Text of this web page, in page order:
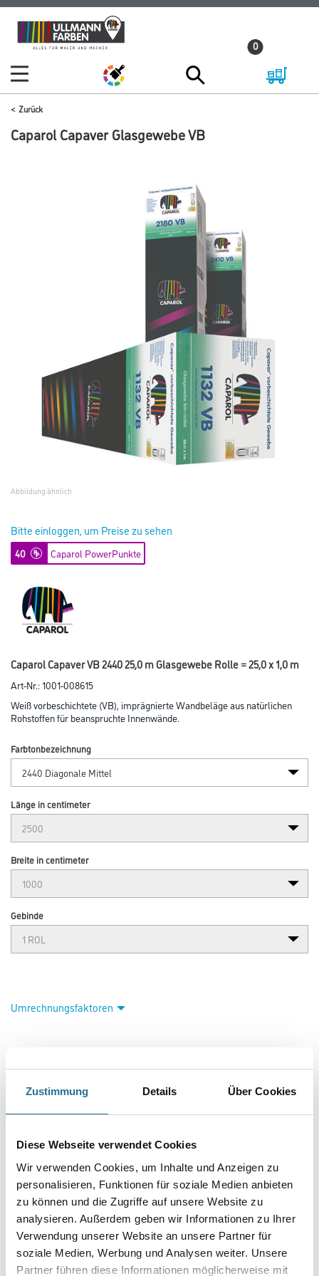
Zustimmung Details Über Cookies
Diese Webseite verwendet Cookies
Wir verwenden Cookies, um Inhalte und Anzeigen zu
personalisieren, Funktionen für soziale Medien anbieten
zu können und die Zugriffe auf unsere Website zu
analysieren. Außerdem geben wir Informationen zu Ihrer
Verwendung unserer Website an unsere Partner für
soziale Medien, Werbung und Analysen weiter. Unsere
Partner führen diese Informationen möglicherweise mit
Zum
Inhalt
Zum
Navigationsmenü
0
Zurück
Caparol Capaver Glasgewebe VB
Abbildung ähnlich
Bitte einloggen, um Preise zu sehen
40 Caparol PowerPunkte
Caparol Capaver VB 2440 25,0 m Glasgewebe Rolle = 25,0 x 1,0 m
Art-Nr.:1001-008615
Weiß vorbeschichtete (VB), imprägnierte Wandbeläge aus natürlichen
Rohstoffen für beanspruchte Innenwände.
Farbtonbezeichnung
Länge in centimeter
Breite in centimeter
Gebinde
Umrechnungsfaktoren
VIELLEICHT GEFÄLLT IHNEN AUCH...